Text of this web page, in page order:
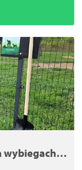
wybiegach